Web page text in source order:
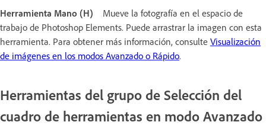
Herramienta Mano (H)
Mueve la fotografía en el espacio de
trabajo de Photoshop Elements. Puede arrastrar la imagen con esta
herramienta. Para obtener más información, consulte Visualización
de imágenes en los modos Avanzado o Rápido.
Herramientas del grupo de Selección del
cuadro de herramientas en modo Avanzado